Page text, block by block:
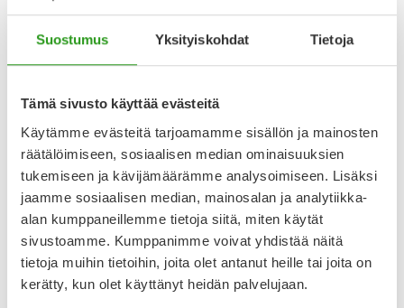
Suostumus Yksityiskohdat Tietoja
Tämä sivusto käyttää evästeitä
Käytämme evästeitä tarjoamamme sisällön ja mainosten
räätälöimiseen, sosiaalisen median ominaisuuksien
tukemiseen ja kävijämäärämme analysoimiseen. Lisäksi
jaamme sosiaalisen median, mainosalan ja analytiikka-
alan kumppaneillemme tietoja siitä, miten käytät
sivustoamme. Kumppanimme voivat yhdistää näitä
tietoja muihin tietoihin, joita olet antanut heille tai joita on
kerätty, kun olet käyttänyt heidän palvelujaan.
Katso kaikki TESTOSTERONE RATIOPHARM-tuotteet
YA-muistuttaja
Muistuttajan avulla pidät huolen, että tilaat tarvitsemasi
tuotteet ajoissa, eivätkä ne lopu kesken.
Lisää tuote muistuttajaan
Lue lisää muistuttajasta